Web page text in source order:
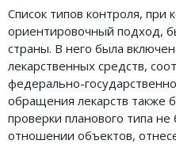
Список типов контроля, при
ориентировочный подход,
страны. В него была
лекарственных средств,
федерально-
обращения лекарств также
проверки планового типа
отношении объектов,
Гражданское право
Документы и договора
Жилищное право
Законы, кодексы и акты
Защита прав